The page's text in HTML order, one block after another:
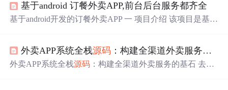
基于android 订餐外卖APP,前台后台服务都齐全
基于android开发的订餐外卖APP 一 项目介绍 该项目是基
件技术说明 软件架构说明 项目技术： android端： ​ 编译器
:android studio 或者eclipse ​ 模拟器 :夜神模拟器 ​ 构建工具：
外卖APP系统全栈源码 ：构建全渠道外卖服务的基石
外卖APP系统全栈源码 ：构建全渠道外卖服务的基石 去发